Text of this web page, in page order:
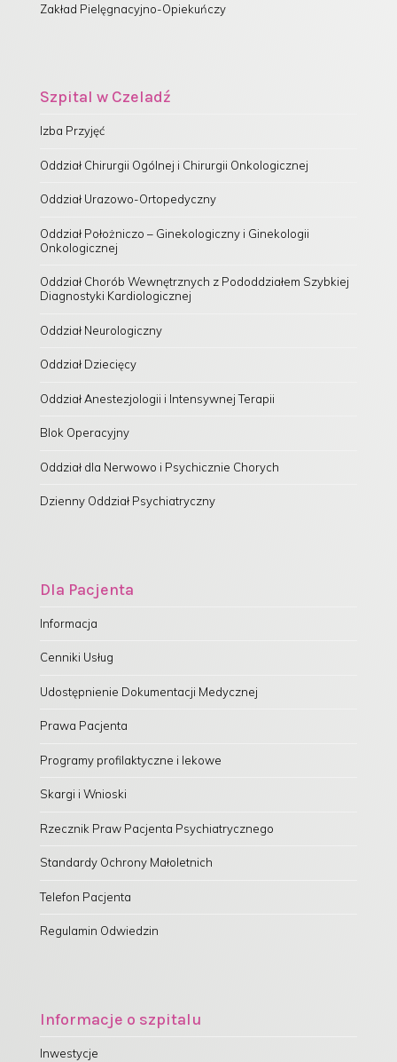
Zakład Pielęgnacyjno-Opiekuńczy
Szpital w Czeladź
Izba Przyjęć
Oddział Chirurgii Ogólnej i Chirurgii Onkologicznej
Oddział Urazowo-Ortopedyczny
Oddział Położniczo – Ginekologiczny i Ginekologii
Onkologicznej
Oddział Chorób Wewnętrznych z Pododdziałem Szybkiej
Diagnostyki Kardiologicznej
Oddział Neurologiczny
Oddział Dziecięcy
Oddział Anestezjologii i Intensywnej Terapii
Blok Operacyjny
Oddział dla Nerwowo i Psychicznie Chorych
Dzienny Oddział Psychiatryczny
Dla Pacjenta
Informacja
Cenniki Usług
Udostępnienie Dokumentacji Medycznej
Prawa Pacjenta
Programy profilaktyczne i lekowe
Skargi i Wnioski
Rzecznik Praw Pacjenta Psychiatrycznego
Standardy Ochrony Małoletnich
Telefon Pacjenta
Regulamin Odwiedzin
Informacje o szpitalu
Inwestycje